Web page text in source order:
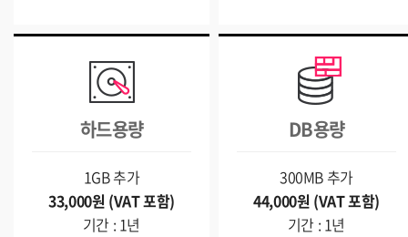
하드용량
1GB 추가
33,000원 (VAT 포함)
기간 : 1년
DB용량
300MB 추가
44,000원 (VAT 포함)
기간 : 1년